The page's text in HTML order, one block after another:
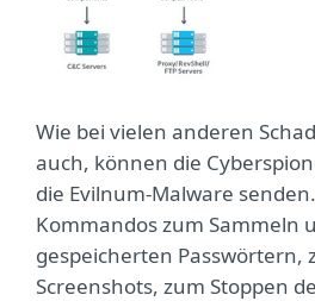
Wie bei vielen anderen
auch, können die
die Evilnum-Malware
Kommandos zum Sammeln
gespeicherten Passwörtern,
Screenshots, zum Stoppen